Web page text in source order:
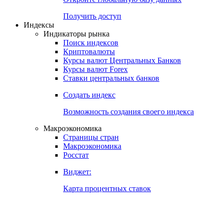
Получить доступ
Индексы
Индикаторы рынка
Поиск индексов
Криптовалюты
Курсы валют Центральных Банков
Курсы валют Forex
Ставки центральных банков
Создать индекс
Возможность создания своего индекса
Макроэкономика
Страницы стран
Макроэкономика
Росстат
Виджет:
Карта процентных ставок